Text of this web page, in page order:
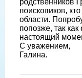
родственников
поисковиков,
области.
попозже, так
настоящий
С уважением,
Галина.